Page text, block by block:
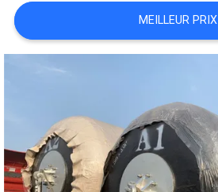
NOUS
VISITE
CONTRÔLE
MEILLEUR PRIX